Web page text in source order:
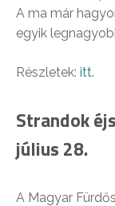
A ma már
egyik
Részletek: itt.
Strandok
július 28.
A Magyar